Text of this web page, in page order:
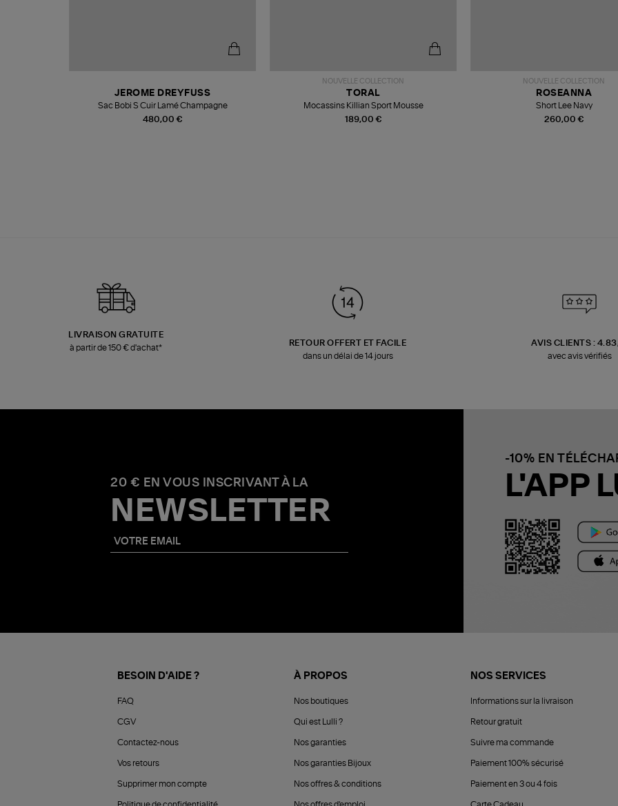
480,00 €
JEROME DREYFUSS
Sac Bobi S Cuir Lamé Champagne
NOUVELLE COLLECTION
189,00 €
TORAL
Mocassins Killian Sport Mousse
NOUVELLE COLLECTION
260,00 €
ROSEANNA
Short Lee Navy
LIVRAISON GRATUITE
à partir de 150 € d'achat*
RETOUR OFFERT ET FACILE
dans un délai de 14 jours
AVIS CLIENTS :
avec avis vérifiés
20 € EN VOUS INSCRIVANT À LA
NEWSLETTER
-10% EN
L'APP
BESOIN D'AIDE ?
FAQ
CGV
Contactez-nous
Vos retours
Supprimer mon compte
À PROPOS
Nos boutiques
Qui est Lulli ?
Nos garanties
Nos garanties Bijoux
Nos offres & conditions
NOS SERVICES
Informations sur la livraison
Retour gratuit
Suivre ma commande
Paiement 100% sécurisé
Paiement en 3 ou 4 fois